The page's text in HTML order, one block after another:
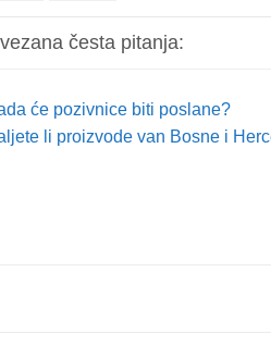
česta pitanja:
će pozivnice biti poslane?
li proizvode van Bosne i